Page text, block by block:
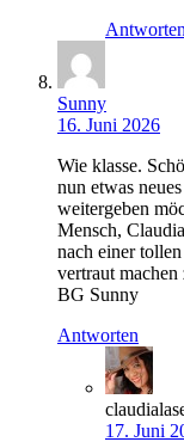
Antworten
Sunny
16. Juni 2026
Wie klasse.
nun etwas
weitergeben
Mensch,
nach einer
vertraut machen
BG Sunny
Antworten
17. Juni